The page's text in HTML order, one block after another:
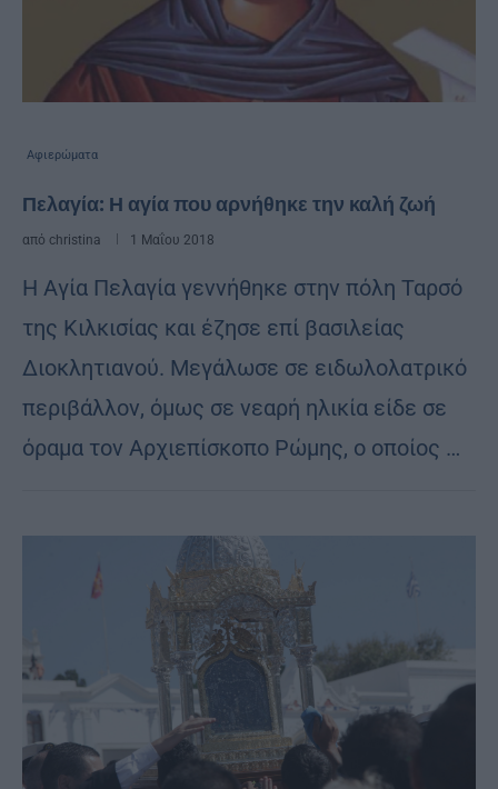
Αφιερώματα
Πελαγία: Η αγία που αρνήθηκε την καλή ζωή
από christina 1 Μαΐου 2018
Η Αγία Πελαγία γεννήθηκε στην πόλη Ταρσό
της Κιλκισίας και έζησε επί βασιλείας
Διοκλητιανού. Μεγάλωσε σε ειδωλολατρικό
περιβάλλον, όμως σε νεαρή ηλικία είδε σε
όραμα τον Αρχιεπίσκοπο Ρώμης, ο οποίος …